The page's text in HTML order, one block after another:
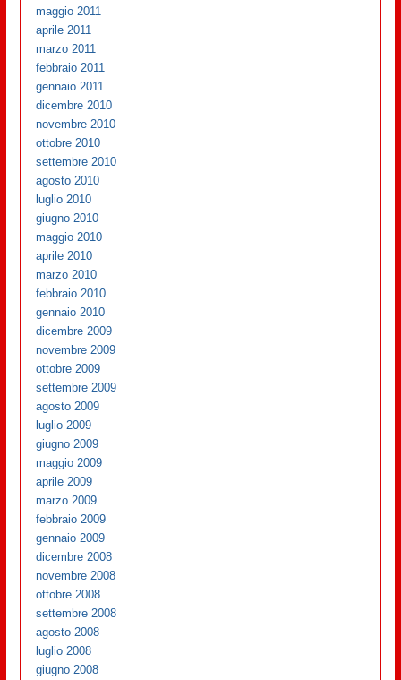
maggio 2011
aprile 2011
marzo 2011
febbraio 2011
gennaio 2011
dicembre 2010
novembre 2010
ottobre 2010
settembre 2010
agosto 2010
luglio 2010
giugno 2010
maggio 2010
aprile 2010
marzo 2010
febbraio 2010
gennaio 2010
dicembre 2009
novembre 2009
ottobre 2009
settembre 2009
agosto 2009
luglio 2009
giugno 2009
maggio 2009
aprile 2009
marzo 2009
febbraio 2009
gennaio 2009
dicembre 2008
novembre 2008
ottobre 2008
settembre 2008
agosto 2008
luglio 2008
giugno 2008